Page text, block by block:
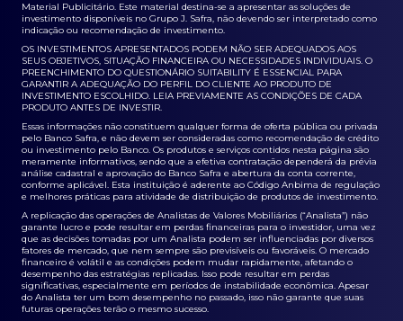
Material Publicitário. Este material destina-se a apresentar as soluções de
investimento disponíveis no Grupo J. Safra, não devendo ser interpretado como
indicação ou recomendação de investimento.
OS INVESTIMENTOS APRESENTADOS PODEM NÃO SER ADEQUADOS AOS
SEUS OBJETIVOS, SITUAÇÃO FINANCEIRA OU NECESSIDADES INDIVIDUAIS. O
PREENCHIMENTO DO QUESTIONÁRIO SUITABILITY É ESSENCIAL PARA
GARANTIR A ADEQUAÇÃO DO PERFIL DO CLIENTE AO PRODUTO DE
INVESTIMENTO ESCOLHIDO. LEIA PREVIAMENTE AS CONDIÇÕES DE CADA
PRODUTO ANTES DE INVESTIR.
Essas informações não constituem qualquer forma de oferta pública ou privada
pelo Banco Safra, e não devem ser consideradas como recomendação de crédito
ou investimento pelo Banco. Os produtos e serviços contidos nesta página são
meramente informativos, sendo que a efetiva contratação dependerá da prévia
análise cadastral e aprovação do Banco Safra e abertura da conta corrente,
conforme aplicável. Esta instituição é aderente ao Código Anbima de regulação
e melhores práticas para atividade de distribuição de produtos de investimento.
A replicação das operações de Analistas de Valores Mobiliários (“Analista”) não
garante lucro e pode resultar em perdas financeiras para o investidor, uma vez
que as decisões tomadas por um Analista podem ser influenciadas por diversos
fatores de mercado, que nem sempre são previsíveis ou favoráveis. O mercado
financeiro é volátil e as condições podem mudar rapidamente, afetando o
desempenho das estratégias replicadas. Isso pode resultar em perdas
significativas, especialmente em períodos de instabilidade econômica. Apesar
do Analista ter um bom desempenho no passado, isso não garante que suas
futuras operações terão o mesmo sucesso.